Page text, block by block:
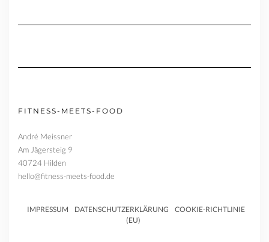
FITNESS-MEETS-FOOD
André Meissner
Am Jägersteig 9
40724 Hilden
hello@fitness-meets-food.de
IMPRESSUM DATENSCHUTZERKLÄRUNG
COOKIE-RICHTLINIE
(EU)